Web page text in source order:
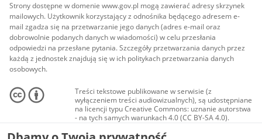
Strony dostępne w domenie www.gov.pl mogą zawierać adresy skrzynek
mailowych. Użytkownik korzystający z odnośnika będącego adresem e-
mail zgadza się na przetwarzanie jego danych (adres e-mail oraz
dobrowolnie podanych danych w wiadomości) w celu przesłania
odpowiedzi na przesłane pytania. Szczegóły przetwarzania danych przez
każdą z jednostek znajdują się w ich politykach przetwarzania danych
osobowych.
Treści tekstowe publikowane w serwisie (z
wyłączeniem treści audiowizualnych), są udostępniane
na licencji typu Creative Commons: uznanie autorstwa
- na tych samych warunkach 4.0 (CC BY-SA 4.0).
Materiały audiowizualne, w tym zdjęcia, materiały
audio i wideo, są udostępniane na licencji typu